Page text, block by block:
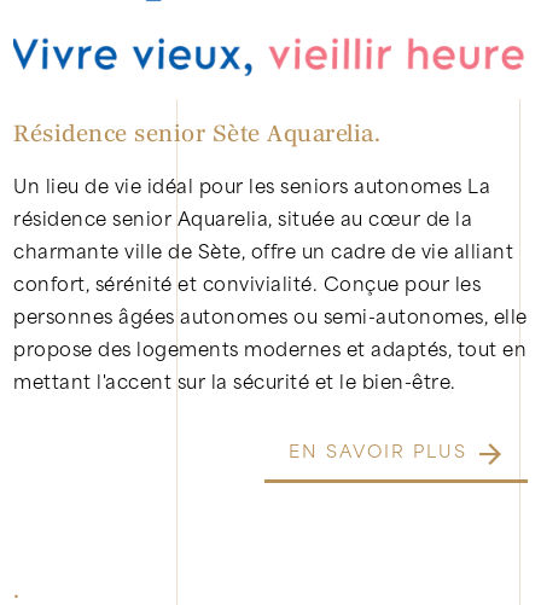
Résidence senior Sète Aquarelia.
Un lieu de vie idéal pour les seniors autonomes La
résidence senior Aquarelia, située au cœur de la
charmante ville de Sète, offre un cadre de vie alliant
confort, sérénité et convivialité. Conçue pour les
personnes âgées autonomes ou semi-autonomes, elle
propose des logements modernes et adaptés, tout en
mettant l'accent sur la sécurité et le bien-être.
EN SAVOIR PLUS
.